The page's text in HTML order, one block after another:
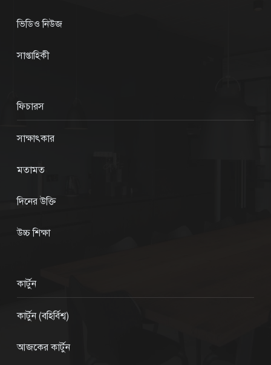
ভিডিও নিউজ
সাপ্তাহিকী
ফিচারস
সাক্ষাৎকার
মতামত
দিনের উক্তি
উচ্চ শিক্ষা
কার্টুন
কার্টুন (বহির্বিশ্ব)
আজকের কার্টুন